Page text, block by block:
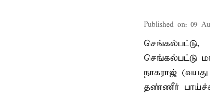
Published on: 09
செங்கல்பட்டு,
செங்கல்பட்டு
நாகராஜ்
தண்ணீர்